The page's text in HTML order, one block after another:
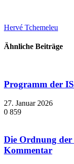
Hervé Tchemeleu
Ähnliche Beiträge
Programm der
27. Januar 2026
0 859
Die Ordnung der
Kommentar